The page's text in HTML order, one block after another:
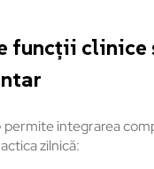
funcții clinice
permite integrarea
zilnică: